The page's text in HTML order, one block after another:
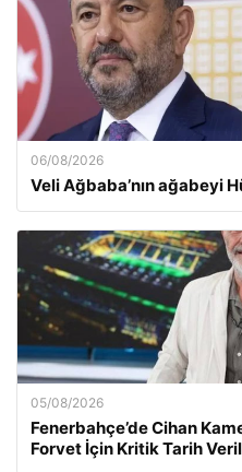
06/08/2026
Veli Ağbaba’nın ağabeyi
05/08/2026
Fenerbahçe’de Cihan
Forvet İçin Kritik Tarih